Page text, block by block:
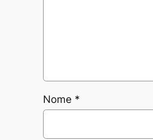
Nome *